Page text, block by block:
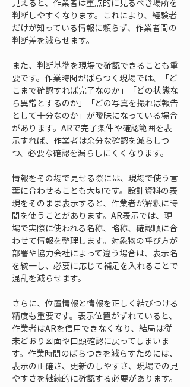
見えると、作業者は重点的に見るべき場所を
判断しやすくなります。これにより、経験者
だけが知っている情報に頼らず、作業者間の
判断差を減らせます。
また、判断基準を現場で確認できることも重
要です。作業時間がばらつく現場では、「ど
こまで確認すれば完了なのか」「どの状態な
ら異常とするのか」「どの写真を撮れば報告
として十分なのか」が曖昧になっている場合
があります。ARで完了条件や確認範囲を表
示すれば、作業者は余分な確認を減らしつ
つ、必要な確認を漏らしにくくなります。
情報をその場で見せる際には、現場で使う言
葉に合わせることも大切です。設計資料の表
現をそのまま表示すると、作業者が解釈に時
間を使うことがあります。AR表示では、現
場で実際に使われる名称、略称、確認順に合
わせて情報を整理します。対象物の呼び方が
部署や協力会社によって違う場合は、表示名
を統一し、必要に応じて補足を入れることで
混乱を減らせます。
さらに、位置情報と情報を正しく結びつける
精度も重要です。表示位置がずれていると、
作業者はARを信用できなくなり、結局は従
来どおり図面や口頭確認に戻ってしまいま
す。作業時間のばらつきを減らすためには、
表示の正確さ、更新のしやすさ、現場での見
やすさを継続的に確認する必要があります。